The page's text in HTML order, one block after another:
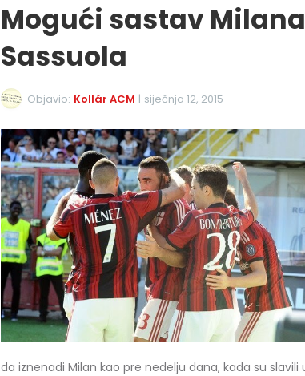
Mogući sastav
Sassuola
Objavio: Kollár ACM | siječnja 12, 2015
da iznenadi Milan kao pre nedelju dana, kada su slavili